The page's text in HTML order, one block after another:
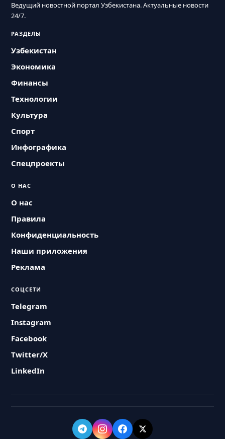
Ведущий новостной портал Узбекистана. Актуальные новости
24/7.
РАЗДЕЛЫ
Узбекистан
Экономика
Финансы
Технологии
Культура
Спорт
Инфографика
Спецпроекты
О НАС
О нас
Правила
Конфиденциальность
Наши приложения
Реклама
СОЦСЕТИ
Telegram
Instagram
Facebook
Twitter/X
LinkedIn